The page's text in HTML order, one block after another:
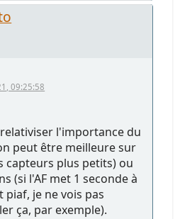
09:25:58
l'importance du
peut être meilleure sur
capteurs plus petits) ou
(si l'AF met 1 seconde à
je ne vois pas
ça, par exemple).